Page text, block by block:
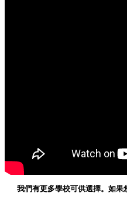
我們有更多學校可供選擇。如果